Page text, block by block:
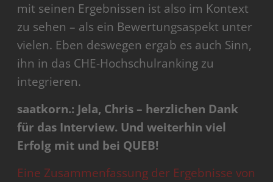
mit seinen Ergebnissen ist also im Kontext
zu sehen – als ein Bewertungsaspekt unter
vielen. Eben deswegen ergab es auch Sinn,
ihn in das CHE-Hochschulranking zu
integrieren.
saatkorn.: Jela, Chris – herzlichen Dank
für das Interview. Und weiterhin viel
Erfolg mit und bei QUEB!
Eine Zusammenfassung der Ergebnisse von